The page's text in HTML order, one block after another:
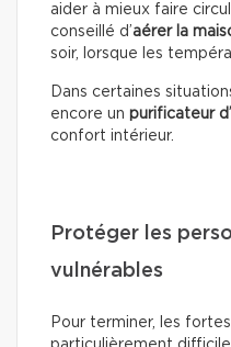
aider à mieux faire
conseillé d’aérer la
soir, lorsque les
Dans certaines
encore un purificateur
confort intérieur.
Protéger les
vulnérables
Pour terminer, les